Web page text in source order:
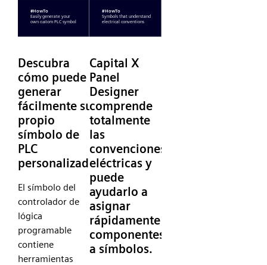
Descubra
cómo puede
generar
fácilmente su
propio
símbolo de
PLC
personalizado
El símbolo del
controlador de
lógica
programable
contiene
herramientas
Capital X
Panel
Designer
comprende
totalmente
las
convenciones
eléctricas y
puede
ayudarlo a
asignar
rápidamente
componentes
a símbolos.